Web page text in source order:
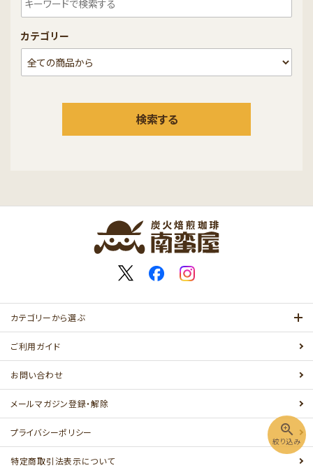
カテゴリー
検索する
zoom_in
絞り込み
カテゴリーから選ぶ
ご利用ガイド
お問い合わせ
メールマガジン登録・解除
プライバシーポリシー
特定商取引法表示について